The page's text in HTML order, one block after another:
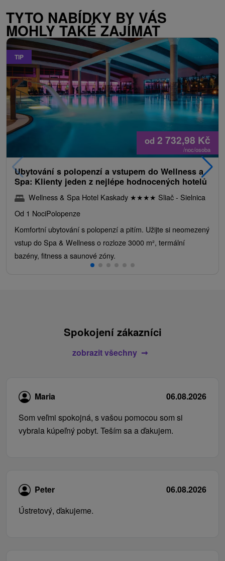
TYTO NABÍDKY BY VÁS
MOHLY TAKÉ ZAJÍMAT
TIP
od 2 732,98 Kč
/noc/osoba
Ubytování s polopenzí a vstupem do Wellness a
Spa: Klienty jeden z nejlépe hodnocených hotelů
Wellness & Spa Hotel Kaskady ★★★★ Sliač - Sielnica
Od 1 NociPolopenze
Komfortní ubytování s polopenzí a pitím. Užijte si neomezený
vstup do Spa & Wellness o rozloze 3000 m², termální
bazény, fitness a saunové zóny.
Spokojení zákazníci
zobrazit všechny
Maria
06.08.2026
Som veľmi spokojná, s vašou pomocou som si
vybrala kúpeľný pobyt. Teším sa a ďakujem.
Peter
06.08.2026
Ústretový, ďakujeme.